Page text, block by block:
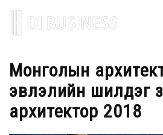
Монголын
эвлэлийн шилдэг
архитектор 2018